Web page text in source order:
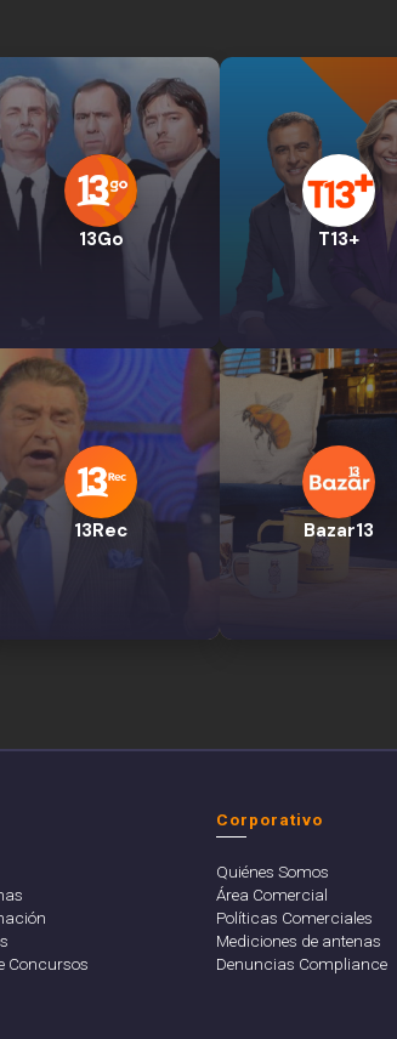
13Go T13+
13Rec Bazar13
Concursos
Corporativo
Quiénes Somos
Área Comercial
Políticas Comerciales
Mediciones de antenas
Denuncias Compliance